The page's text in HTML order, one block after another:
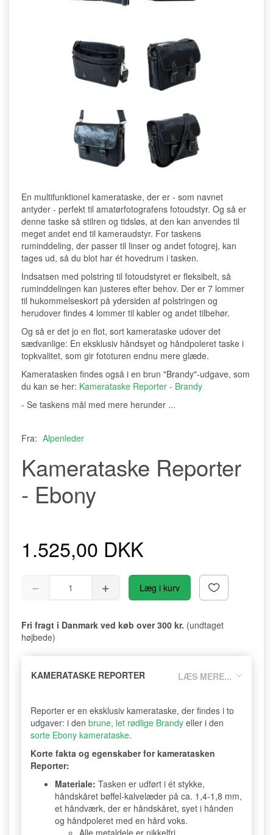
En multifunktionel kamerataske, der er - som navnet
antyder - perfekt til amatørfotografens fotoudstyr. Og så er
denne taske så stilren og tidsløs, at den kan anvendes til
meget andet end til kameraudstyr. For taskens
ruminddeling, der passer til linser og andet fotogrej, kan
tages ud, så du blot har ét hovedrum i tasken.
Indsatsen med polstring til fotoudstyret er fleksibelt, så
ruminddelingen kan justeres efter behov. Der er 7 lommer
til hukommelseskort på ydersiden af polstringen og
herudover findes 4 lommer til kabler og andet tilbehør.
Og så er det jo en flot, sort kamerataske udover det
sædvanlige: En eksklusiv håndsyet og håndpoleret taske i
topkvalitet, som gir fototuren endnu mere glæde.
Kameratasken findes også i en brun "Brandy"-udgave, som
du kan se her: Kamerataske Reporter - Brandy
- Se taskens mål med mere herunder ...
Fra: Alpenleder
Kamerataske Reporter
- Ebony
1.525,00 DKK
Læg i kurv
Fri fragt i Danmark ved køb over 300 kr. (undtaget
højbede)
LÆS MERE...
KAMERATASKE REPORTER
Reporter er en eksklusiv kamerataske, der findes i to
udgaver: i den brune, let rødlige Brandy eller i den
sorte Ebony kamerataske.
Korte fakta og egenskaber for kameratasken
Reporter:
Materiale: Tasken er udført i ét stykke,
håndskåret bøffel-kalvelæder på ca. 1,4-1,8 mm,
et håndværk, der er håndskåret, syet i hånden
og håndpoleret med en hård voks.
Alle metaldele er nikkelfri